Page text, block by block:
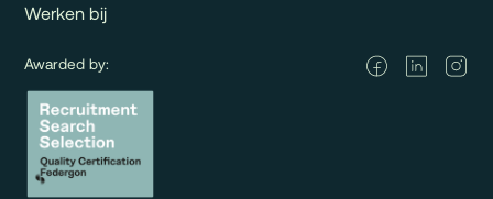
Werken bij
Awarded by: